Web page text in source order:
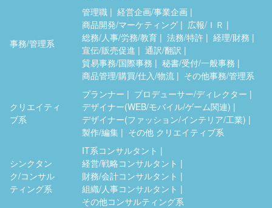
事務/管理系
管理職
経営企画/事業企画
商品開発/マーケティング
広報/ＩＲ
総務/人事/労務/教育
法務/特許
経理/財務
宣伝/販売促進
通訳/翻訳
貿易事務/国際事務
秘書/受付/一般事務
商品管理/購買/仕入/物流
その他事務/管理系
クリエイティ
ブ系
プランナー
プロデューサー/ディレクター
デザイナー(WEB/モバイル/ゲーム関連)
デザイナー(ファッション/インテリア/工業)
製作/編集
その他 クリエイティブ系
シンクタン
ク/コンサル
ティング系
IT系コンサルタント
経営/戦略コンサルタント
財務/会計コンサルタント
組織/人事コンサルタント
その他コンサルティング系